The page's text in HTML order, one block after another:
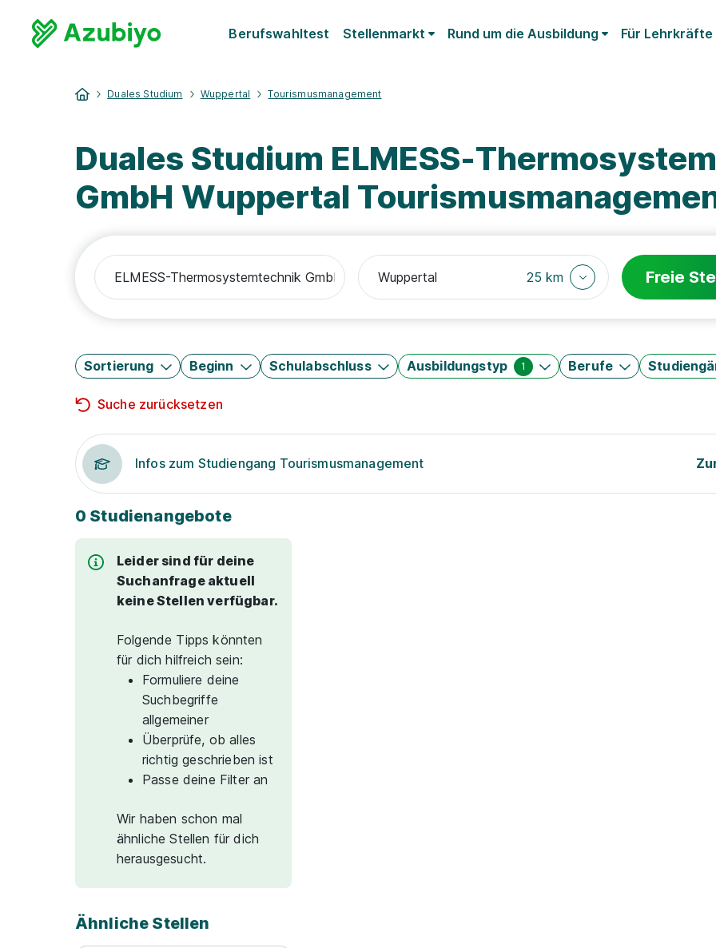
Berufswahltest Stellenmarkt Rund um die Ausbildung Für Lehrkräfte
Duales Studium Wuppertal Tourismusmanagement
Duales Studium ELMESS-
GmbH Wuppertal
25 km Freie
Sortierung Beginn Schulabschluss Ausbildungstyp 1 Berufe
Suche zurücksetzen
Infos zum Studiengang Tourismusmanagement
0 Studienangebote
Leider sind für deine
Suchanfrage aktuell
keine Stellen verfügbar.
Folgende Tipps könnten
für dich hilfreich sein:
Formuliere deine
Suchbegriffe
allgemeiner
Überprüfe, ob alles
richtig geschrieben ist
Passe deine Filter an
Wir haben schon mal
ähnliche Stellen für dich
herausgesucht.
Ähnliche Stellen